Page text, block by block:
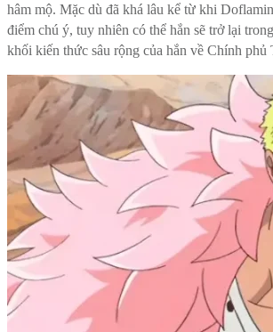
hâm mộ. Mặc dù đã khá lâu kể từ khi
điểm chú ý, tuy nhiên có thể hắn sẽ trở lại
khối kiến ​​thức sâu rộng của hắn về Chính phủ